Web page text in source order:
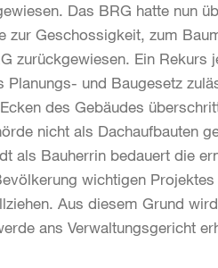
Das BRG hatte nun
zur Geschossigkeit, zum
zurückgewiesen. Ein
Planungs- und Baugesetz
des Gebäudes
nicht als Dachaufbauten
als Bauherrin bedauert die
wichtigen
Aus diesem Grund
ans Verwaltungsgericht